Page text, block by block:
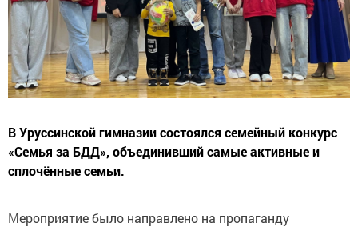
В Уруссинской гимназии состоялся семейный конкурс
«Семья за БДД», объединивший самые активные и
сплочённые семьи.
Мероприятие было направлено на пропаганду